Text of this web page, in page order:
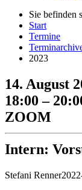
Sie befinden
Start
Termine
2023
14. August
18:00 –
ZOOM
Intern:
Stefani Renner